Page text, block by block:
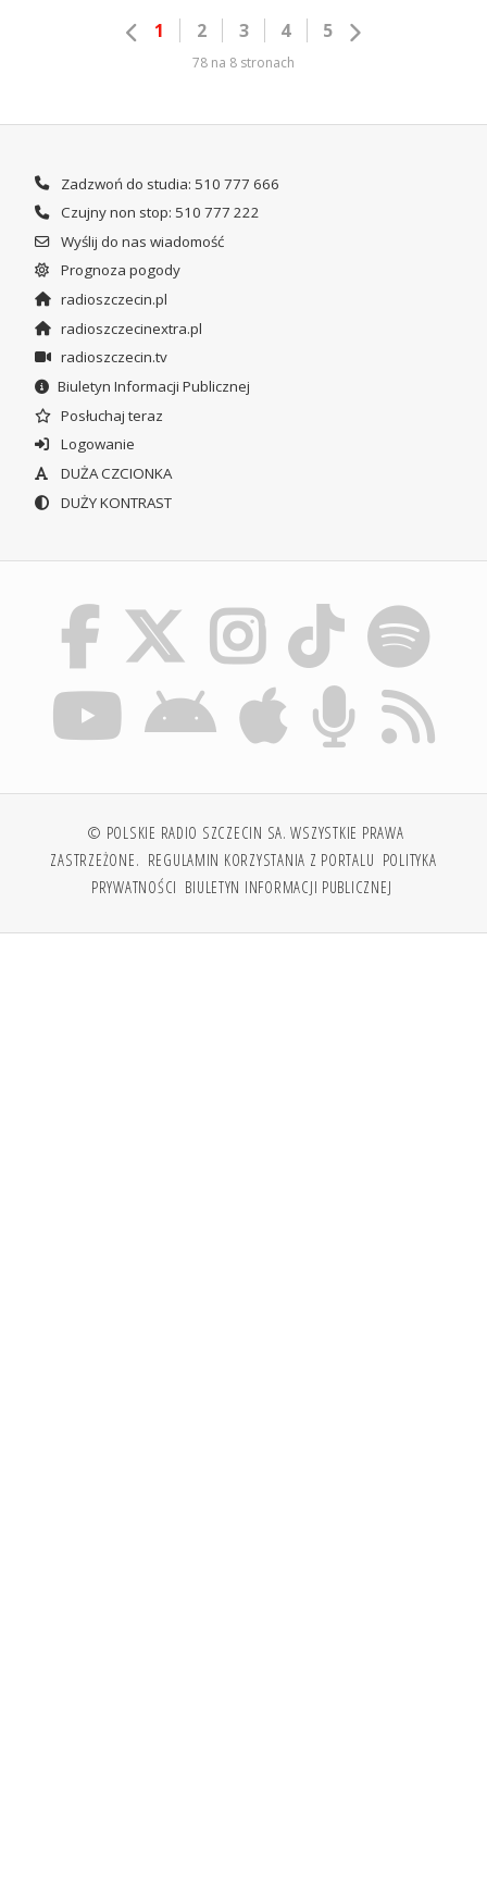
1 2 3 4 5
78 na 8 stronach
Zadzwoń do studia: 510 777 666
Czujny non stop: 510 777 222
Wyślij do nas wiadomość
Prognoza pogody
radioszczecin.pl
radioszczecinextra.pl
radioszczecin.tv
Biuletyn Informacji Publicznej
Posłuchaj teraz
Logowanie
DUŻA CZCIONKA
DUŻY KONTRAST
© POLSKIE RADIO SZCZECIN SA. WSZYSTKIE PRAWA
ZASTRZEŻONE. REGULAMIN KORZYSTANIA Z PORTALU POLITYKA
PRYWATNOŚCI BIULETYN INFORMACJI PUBLICZNEJ